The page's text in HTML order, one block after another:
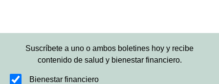
Suscríbete a uno o ambos boletines hoy y recibe
contenido de salud y bienestar financiero.
Bienestar financiero